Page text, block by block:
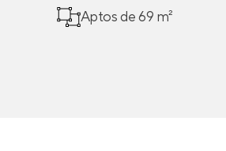
Aptos de 69 m²